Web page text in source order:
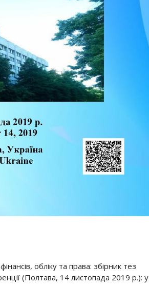
обліку та права: збірник тез
(Полтава, 14 листопада 2019 р.): у